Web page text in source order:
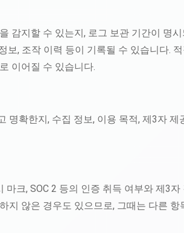
감지할 수 있는지, 로그 보관 기간이 명
보, 조작 이력 등이 기록될 수 있습니다.
이어질 수 있습니다.
명확한지, 수집 정보, 이용 목적, 제3자 제
마크, SOC 2 등의 인증 취득 여부와 제3
지 않은 경우도 있으므로, 그때는 다른